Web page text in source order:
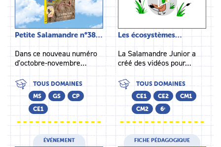
Petite Salamandre n°38…
Dans ce nouveau numéro
d'octobre-novembre…
TOUS DOMAINES
MS
GS
CP
CE1
Les écosystèmes…
La Salamandre Junior a
créé des vidéos pour…
TOUS DOMAINES
CE1
CE2
CM1
CM2
6ᵉ
ÉVÉNEMENT FICHE PÉDAGOGIQUE